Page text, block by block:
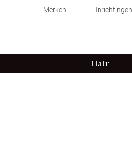
Merken Inrichtingen
Hair